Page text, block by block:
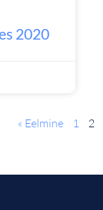
2020
« Eelmine 1 2